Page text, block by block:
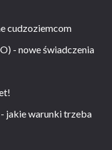
cudzoziemcom
- nowe świadczenia
jakie warunki trzeba